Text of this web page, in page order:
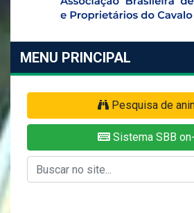
MENU PRINCIPAL
Pesquisa de
Sistema SBB